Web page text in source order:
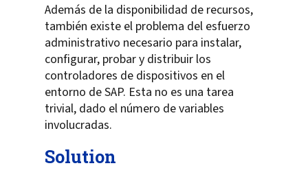
Además de la disponibilidad de recursos,
también existe el problema del esfuerzo
administrativo necesario para instalar,
configurar, probar y distribuir los
controladores de dispositivos en el
entorno de SAP. Esta no es una tarea
trivial, dado el número de variables
involucradas.
Solution